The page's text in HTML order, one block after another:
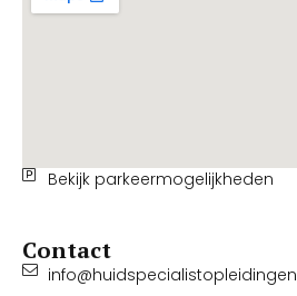
Bekijk parkeermogelijkheden
Contact